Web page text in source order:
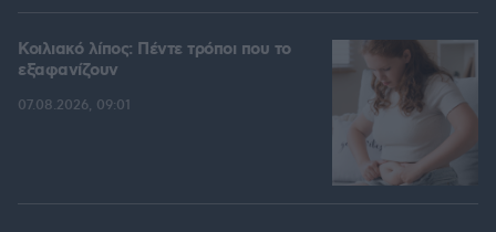
Κοιλιακό λίπος: Πέντε τρόποι που το
εξαφανίζουν
07.08.2026, 09:01